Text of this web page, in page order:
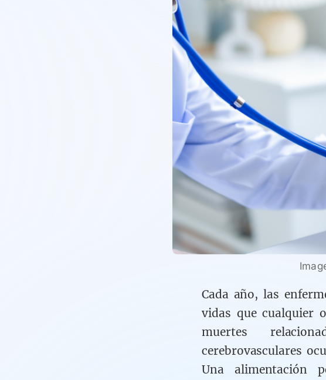
Cada año, las
vidas que cualquier
muertes
cerebrovasculares
Una alimentación